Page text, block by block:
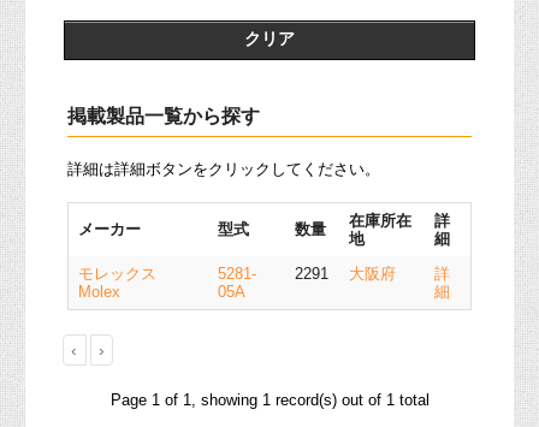
クリア
掲載製品一覧から探す
詳細は詳細ボタンをクリックしてください。
メーカー 型式 数量
在庫所在
地
詳
細
モレックス
Molex
5281-
05A
2291 大阪府
詳
細
‹ ›
Page 1 of 1, showing 1 record(s) out of 1 total